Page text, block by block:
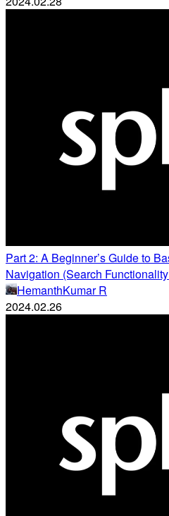
Part 2: A Beginner’s Guide to
Navigation (Search
HemanthKumar R
2024.02.26